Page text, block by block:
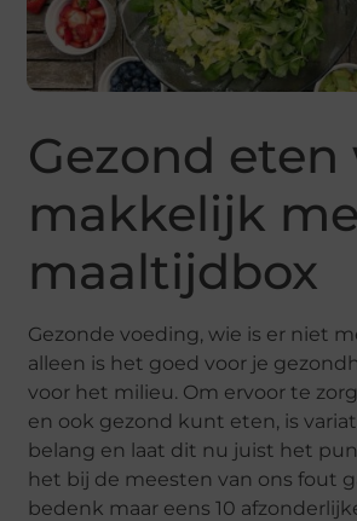
Gezond
makkelijk
maaltijdbox
Gezonde voeding, wie is er niet
alleen is het goed voor je
voor het milieu. Om ervoor te
en ook gezond kunt eten, is
belang en laat dit nu juist het
het bij de meesten van ons fout
bedenk maar eens 10